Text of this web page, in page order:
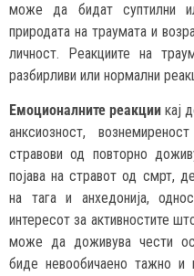
може да бидат суптилни
природата на траумата и
личност. Реакциите на
разбирливи или нормални
Емоционалните реакции кај
анксиозност,
стравови од повторно
појава на стравот од смрт,
на тага и анхедонија,
интересот за активностите
може да доживува чести
биде невообичаено тажно и